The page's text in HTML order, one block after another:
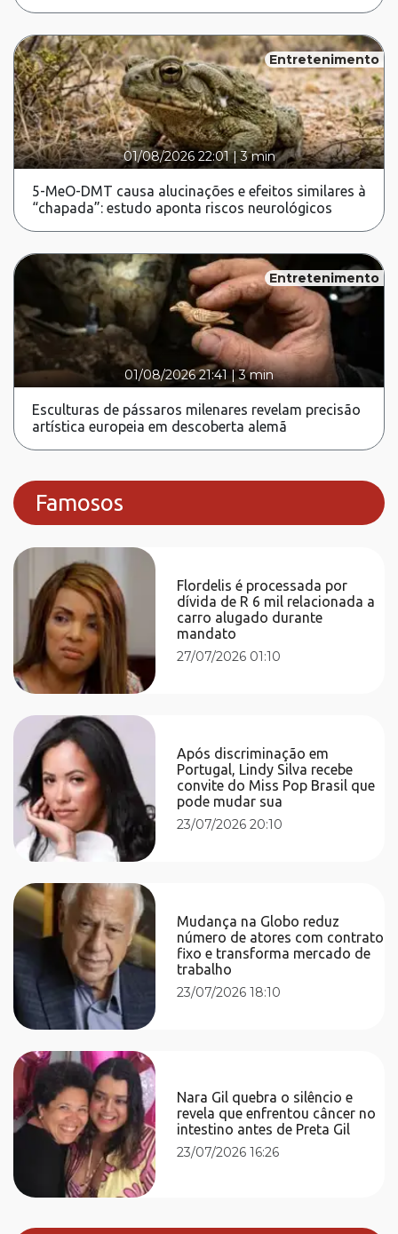
Entretenimento
01/08/2026 22:01|3 min
5-MeO-DMT causa alucinações e efeitos similares à
“chapada”: estudo aponta riscos neurológicos
Entretenimento
01/08/2026 21:41 |3 min
Esculturas de pássaros milenares revelam precisão
artística europeia em descoberta alemã
Famosos
Flordelis é processada por
dívida de R 6 mil relacionada a
carro alugado durante
mandato
27/07/2026 01:10
Após discriminação em
Portugal, Lindy Silva recebe
convite do Miss Pop Brasil que
pode mudar sua
23/07/2026 20:10
Mudança na Globo reduz
número de atores com contrato
fixo e transforma mercado de
trabalho
23/07/2026 18:10
Nara Gil quebra o silêncio e
revela que enfrentou câncer no
intestino antes de Preta Gil
23/07/2026 16:26